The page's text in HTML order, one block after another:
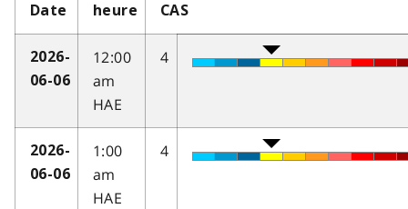
Date heure CAS
2026-
06-06
12:00
am
HAE
4
2026-
06-06
1:00
am
HAE
4